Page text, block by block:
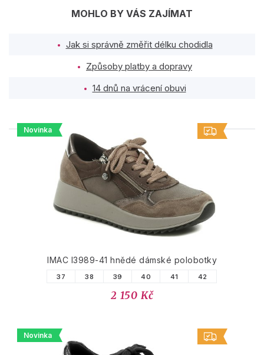
MOHLO BY VÁS ZAJÍMAT
Jak si správně změřit délku chodidla
Způsoby platby a dopravy
14 dnů na vrácení obuvi
PODOBNÉ PRODUKTY
Novinka
IMAC I3989-41 hnědé dámské polobotky
37 38 39 40 41 42
2 150 Kč
Novinka